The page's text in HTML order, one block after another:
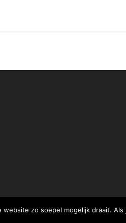
zo soepel mogelijk draait.